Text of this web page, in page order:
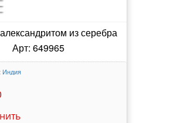
из серебра
Арт: 649965
Индия